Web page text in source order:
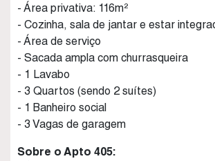
- Área privativa: 116m²
- Cozinha, sala de jantar e estar
- Área de serviço
- Sacada ampla com churrasqueira
- 1 Lavabo
- 3 Quartos (sendo 2 suítes)
- 1 Banheiro social
- 3 Vagas de garagem
Sobre o Apto 405: